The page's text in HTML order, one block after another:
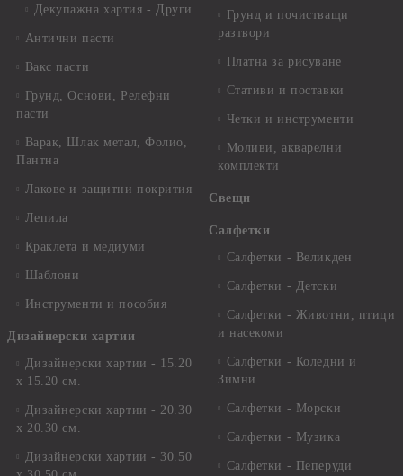
Декупажна хартия - Други
Антични пасти
Вакс пасти
Грунд, Основи, Релефни
пасти
Варак, Шлак метал, Фолио,
Пантна
Лакове и защитни покрития
Лепила
Краклета и медиуми
Шаблони
Инструменти и пособия
Дизайнерски хартии
Дизайнерски хартии - 15.20
х 15.20 см.
Дизайнерски хартии - 20.30
х 20.30 см.
Дизайнерски хартии - 30.50
Грунд и почистващи
разтвори
Платна за рисуване
Стативи и поставки
Четки и инструменти
Моливи, акварелни
комплекти
Свещи
Салфетки
Салфетки - Великден
Салфетки - Детски
Салфетки - Животни, птици
и насекоми
Салфетки - Коледни и
Зимни
Салфетки - Морски
Салфетки - Музика
Салфетки - Пеперуди